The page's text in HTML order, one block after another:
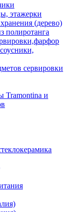
этажерки
(дерево)
полиротанга
сервировки
Trаmоntina и